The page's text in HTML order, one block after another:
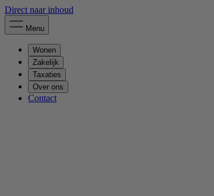
Direct naar inhoud
Menu
Wonen
Zakelijk
Taxaties
Over ons
Contact